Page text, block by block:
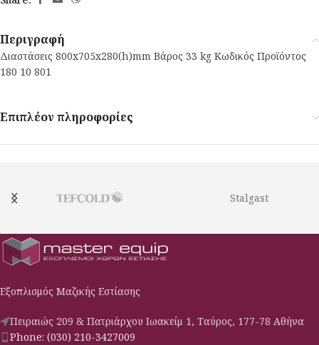
Περιγραφή
Διαστάσεις 800x705x280(h)mm Βάρος 33 kg Κωδικός Προϊόντος
180 10 801
Επιπλέον πληροφορίες
Stalgast
Εξοπλισμός Μαζικής Εστίασης
Πειραιώς 209 & Πατριάρχου Ιωακείμ 1, Ταύρος, 177-78 Αθήνα
Phone: (030) 210-3427009